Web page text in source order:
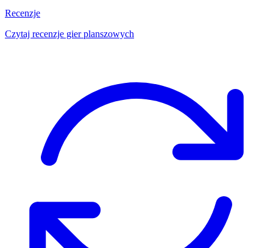
Recenzje
Czytaj recenzje gier planszowych